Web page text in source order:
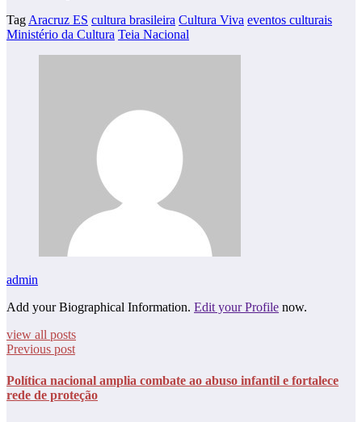
Tag Aracruz ES cultura brasileira Cultura Viva eventos culturais
Ministério da Cultura Teia Nacional
admin
Add your Biographical Information. Edit your Profile now.
view all posts
Previous post
Política nacional amplia combate ao abuso infantil e fortalece
rede de proteção